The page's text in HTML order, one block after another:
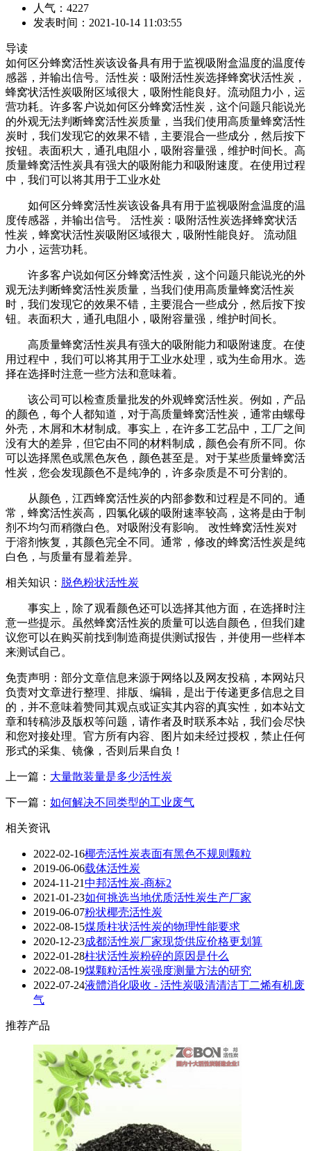
人气：4227
发表时间：2021-10-14 11:03:55
导读
如何区分蜂窝活性炭该设备具有用于监视吸附盒温度的温度传
感器，并输出信号。活性炭：吸附活性炭选择蜂窝状活性炭，
蜂窝状活性炭吸附区域很大，吸附性能良好。流动阻力小，运
营功耗。许多客户说如何区分蜂窝活性炭，这个问题只能说光
的外观无法判断蜂窝活性炭质量，当我们使用高质量蜂窝活性
炭时，我们发现它的效果不错，主要混合一些成分，然后按下
按钮。表面积大，通孔电阻小，吸附容量强，维护时间长。高
质量蜂窝活性炭具有强大的吸附能力和吸附速度。在使用过程
中，我们可以将其用于工业水处
如何区分蜂窝活性炭该设备具有用于监视吸附盒温度的温
度传感器，并输出信号。 活性炭：吸附活性炭选择蜂窝状活
性炭，蜂窝状活性炭吸附区域很大，吸附性能良好。 流动阻
力小，运营功耗。
许多客户说如何区分蜂窝活性炭，这个问题只能说光的外
观无法判断蜂窝活性炭质量，当我们使用高质量蜂窝活性炭
时，我们发现它的效果不错，主要混合一些成分，然后按下按
钮。表面积大，通孔电阻小，吸附容量强，维护时间长。
高质量蜂窝活性炭具有强大的吸附能力和吸附速度。在使
用过程中，我们可以将其用于工业水处理，或为生命用水。选
择在选择时注意一些方法和意味着。
该公司可以检查质量批发的外观蜂窝活性炭。例如，产品
的颜色，每个人都知道，对于高质量蜂窝活性炭，通常由螺母
外壳，木屑和木材制成。事实上，在许多工艺品中，工厂之间
没有大的差异，但它由不同的材料制成，颜色会有所不同。你
可以选择黑色或黑色灰色，颜色甚至是。对于某些质量蜂窝活
性炭，您会发现颜色不是纯净的，许多杂质是不可分割的。
从颜色，江西蜂窝活性炭的内部参数和过程是不同的。通
常，蜂窝活性炭高，四氯化碳的吸附速率较高，这将是由于制
剂不均匀而稍微白色。对吸附没有影响。 改性蜂窝活性炭对
于溶剂恢复，其颜色完全不同。通常，修改的蜂窝活性炭是纯
白色，与质量有显着差异。
相关知识： 脱色粉状活性炭
事实上，除了观看颜色还可以选择其他方面，在选择时注
意一些提示。虽然蜂窝活性炭的质量可以选自颜色，但我们建
议您可以在购买前找到制造商提供测试报告，并使用一些样本
来测试自己。
免责声明：部分文章信息来源于网络以及网友投稿，本网站只
负责对文章进行整理、排版、编辑，是出于传递更多信息之目
的，并不意味着赞同其观点或证实其内容的真实性，如本站文
章和转稿涉及版权等问题，请作者及时联系本站，我们会尽快
和您对接处理。官方所有内容、图片如未经过授权，禁止任何
形式的采集、镜像，否则后果自负！
上一篇： 大量散装量是多少活性炭
下一篇： 如何解决不同类型的工业废气
相关资讯
2022-02-16椰壳活性炭表面有黑色不规则颗粒
2019-06-06载体活性炭
2024-11-21中邦活性炭-商标2
2021-01-23如何挑选当地优质活性炭生产厂家
2019-06-07粉状椰壳活性炭
2022-08-15煤质柱状活性炭的物理性能要求
2020-12-23成都活性炭厂家现货供应价格更划算
2022-01-28柱状活性炭粉碎的原因是什么
2022-08-19煤颗粒活性炭强度测量方法的研究
2022-07-24液體消化吸收 - 活性炭吸清清洁丁二烯有机废
气
推荐产品